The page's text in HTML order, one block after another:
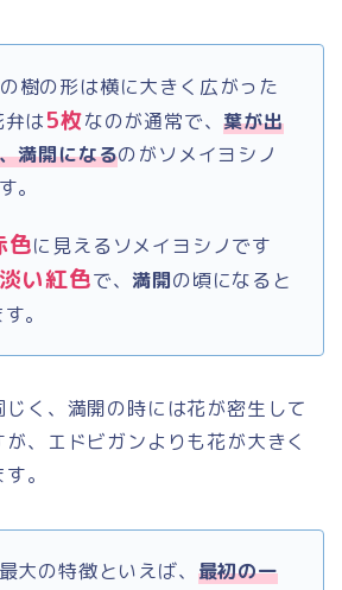
の樹の形は横に大きく広がった
は5枚なのが通常で、葉が出
満開になるのがソメイヨシノ
。
色に見えるソメイヨシノです
淡い紅色で、満開の頃になると
。
く、満開の時には花が密生して
、エドビガンよりも花が大きく
。
大の特徴といえば、 最初の一